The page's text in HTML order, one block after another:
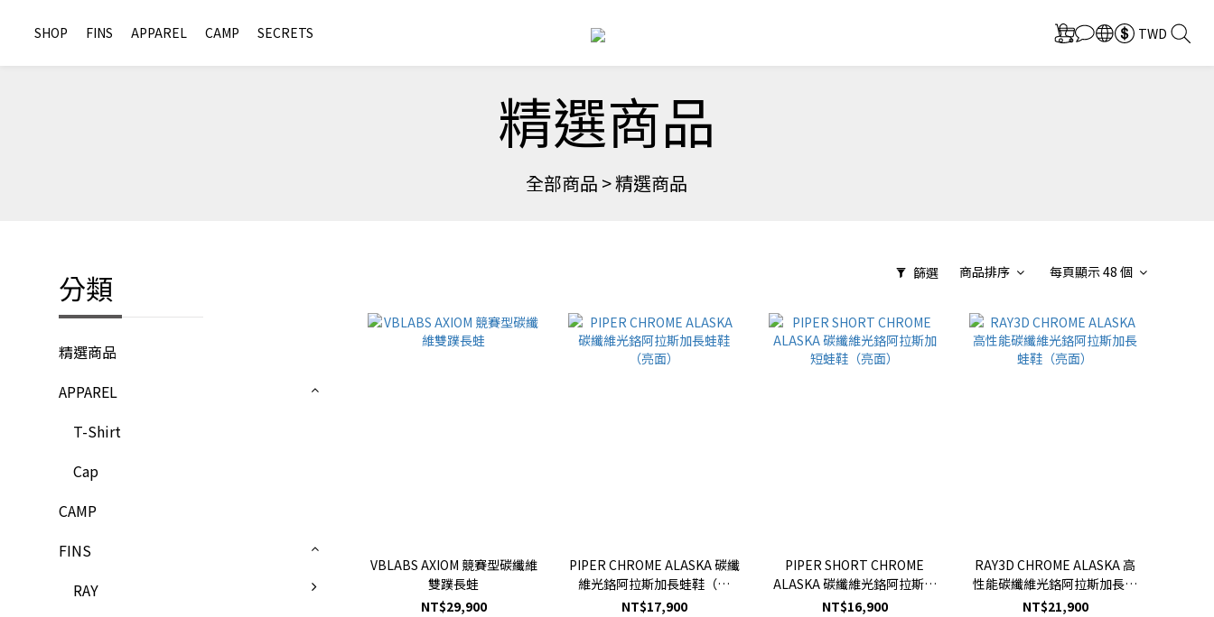
SHOP FINS APPAREL CAMP SECRETS TWD
精選商品
全部商品 >精選商品
分類
精選商品
APPAREL
T-Shirt
Cap
CAMP
FINS
RAY
篩選 商品排序 每頁顯示 48 個
VBLABS AXIOM 競賽型碳纖維
雙蹼長蛙
NT$29,900
PIPER CHROME ALASKA 碳纖
維光鉻阿拉斯加長蛙鞋（亮
面）
NT$17,900
PIPER SHORT CHROME
ALASKA 碳纖維光鉻阿拉斯加
短蛙鞋（亮面）
NT$16,900
RAY3D CHROME ALASKA 高
性能碳纖維光鉻阿拉斯加長蛙
鞋（亮面）
NT$21,900